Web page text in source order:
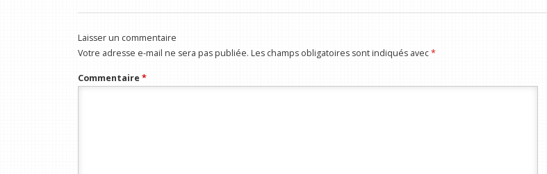
Laisser un commentaire
Votre adresse e-mail ne sera pas publiée. Les champs obligatoires sont indiqués avec*
Commentaire *